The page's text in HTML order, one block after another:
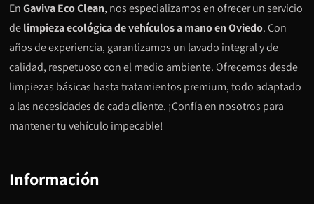
EnGaviva Eco Clean, nos especializamos en ofrecer un servicio
delimpieza ecológica de vehículos a mano en Oviedo. Con
años de experiencia, garantizamos un lavado integral y de
calidad, respetuoso con el medio ambiente. Ofrecemos desde
limpiezas básicas hasta tratamientos premium, todo adaptado
a las necesidades de cada cliente. ¡Confía en nosotros para
mantener tu vehículo impecable!
Información